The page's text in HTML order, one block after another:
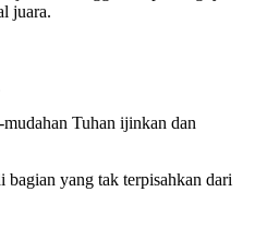
juara.
Tuhan ijinkan dan
bagian yang tak terpisahkan dari